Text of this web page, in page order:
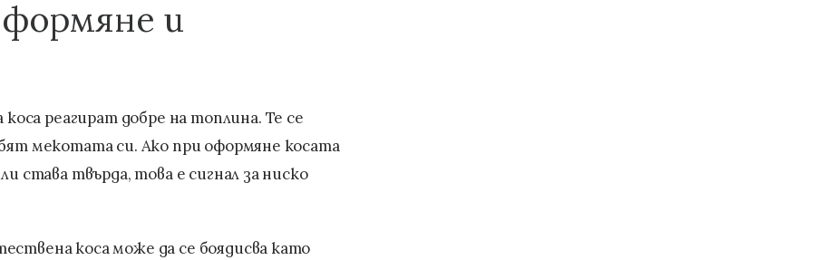
и
реагират добре на топлина. Те се
мекотата си. Ако при оформяне косата
става твърда, това е сигнал за ниско
коса може да се боядисва като